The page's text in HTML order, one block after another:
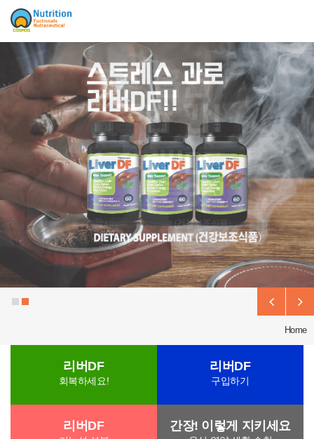
Home
리버DF
회복하세요!
리버DF
구입하기
리버DF 간장! 이렇게 지키세요